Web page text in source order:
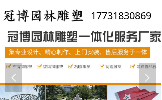
넳 넲
17731830869